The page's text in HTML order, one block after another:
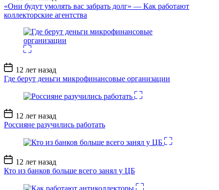
записи
«Они будут умолять вас забрать долг» — Как работают
коллекторские агентства
Дата
записи
12 лет назад
Где берут деньги микрофинансовые организации
Дата
записи
12 лет назад
Россияне разучились работать
Дата
записи
12 лет назад
Кто из банков больше всего занял у ЦБ